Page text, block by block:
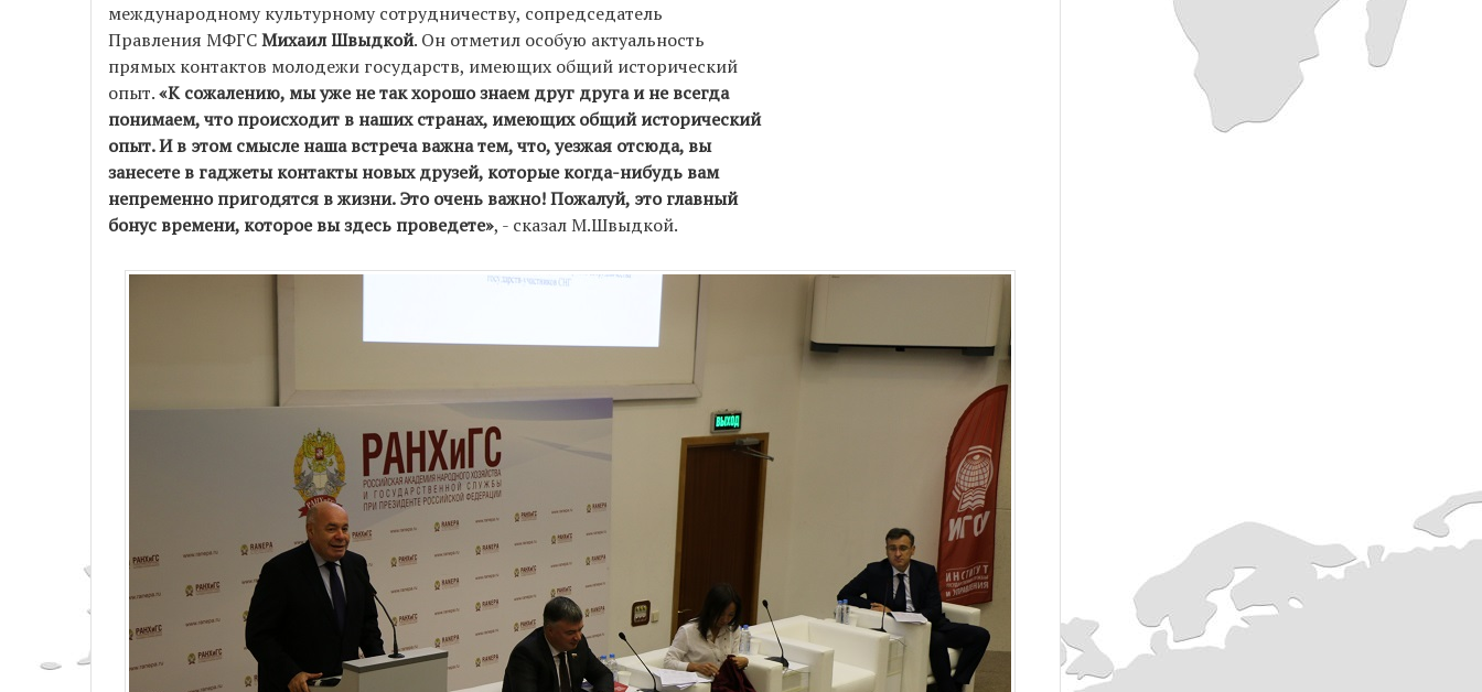
международному культурному сотрудничеству, сопредседатель
Правления МФГСМихаил Швыдкой. Он отметил особую актуальность
прямых контактов молодежи государств, имеющих общий исторический
опыт.«К сожалению, мы уже не так хорошо знаем друг друга и не всегда
понимаем, что происходит в наших странах, имеющих общий исторический
опыт. И в этом смысле наша встреча важна тем, что, уезжая отсюда, вы
занесете в гаджеты контакты новых друзей, которые когда-нибудь вам
непременно пригодятся в жизни. Это очень важно! Пожалуй, это главный
бонус времени, которое вы здесь проведете», - сказал М.Швыдкой.